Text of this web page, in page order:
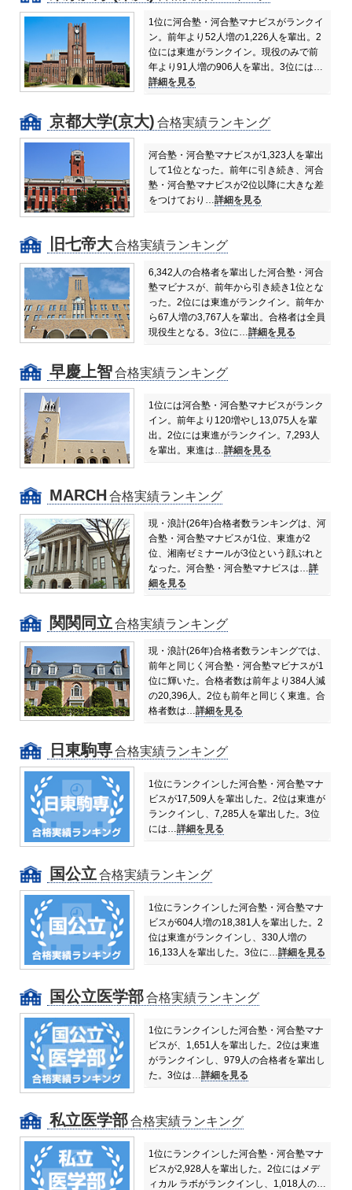
1位に河合塾・河合塾マナビスがランクイ
ン。前年より52人増の1,226人を輩出。 2
位には東進がランクイン。現役のみで前
年より91人増の906人を輩出。 3位には…
詳細を見る
京都大学(京大) 合格実績ランキング
河合塾・河合塾マナビスが1,323人を輩出
して1位となった。前年に引き続き、河合
塾・河合塾マナビスが2位以降に大きな差
をつけており… 詳細を見る
旧七帝大合格実績ランキング
6,342人の合格者を輩出した河合塾・河合
塾マビナスが、前年から引き続き1位とな
った。 2位には東進がランクイン。前年か
ら67人増の3,767人を輩出。合格者は全員
現役生となる。 3位に…詳細を見る
早慶上智合格実績ランキング
1位には河合塾・河合塾マナビスがランク
イン。前年より120増やし13,075人を輩
出。 2位には東進がランクイン。7,293人
を輩出。東進は…詳細を見る
MARCH 合格実績ランキング
現・浪計(26年)合格者数ランキングは、河
合塾・河合塾マナビスが1位、東進が2
位、湘南ゼミナールが3位という顔ぶれと
なった。 河合塾・河合塾マナビスは…詳
細を見る
関関同立 合格実績ランキング
現・浪計(26年)合格者数ランキングでは、
前年と同じく河合塾・河合塾マビナスが1
位に輝いた。合格者数は前年より384人減
の20,396人。 2位も前年と同じく東進。合
格者数は…詳細を見る
日東駒専合格実績ランキング
1位にランクインした河合塾・河合塾マナ
ビスが17,509人を輩出した。 2位は東進が
ランクインし、7,285人を輩出した。 3位
には…詳細を見る
国公立 合格実績ランキング
1位にランクインした河合塾・河合塾マナ
ビスが604人増の18,381人を輩出した。 2
位は東進がランクインし、330人増の
16,133人を輩出した。 3位に… 詳細を見る
国公立医学部合格実績ランキング
1位にランクインした河合塾・河合塾マナ
ビスが、1,651人を輩出した。 2位は東進
がランクインし、979人の合格者を輩出し
た。 3位は…詳細を見る
私立医学部合格実績ランキング
1位にランクインした河合塾・河合塾マナ
ビスが2,928人を輩出した。 2位にはメデ
ィカル ラボがランクインし、1,018人の…